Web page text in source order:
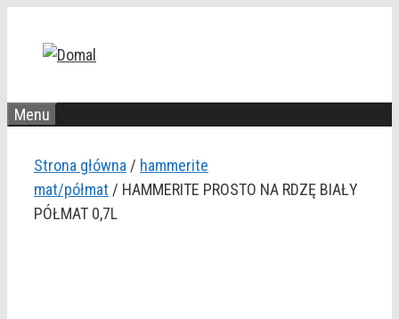
Menu
Strona główna / hammerite
mat/półmat / HAMMERITE PROSTO NA RDZĘ BIAŁY
PÓŁMAT 0,7L